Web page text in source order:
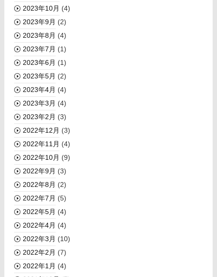
2023年10月 (4)
2023年9月 (2)
2023年8月 (4)
2023年7月 (1)
2023年6月 (1)
2023年5月 (2)
2023年4月 (4)
2023年3月 (4)
2023年2月 (3)
2022年12月 (3)
2022年11月 (4)
2022年10月 (9)
2022年9月 (3)
2022年8月 (2)
2022年7月 (5)
2022年5月 (4)
2022年4月 (4)
2022年3月 (10)
2022年2月 (7)
2022年1月 (4)